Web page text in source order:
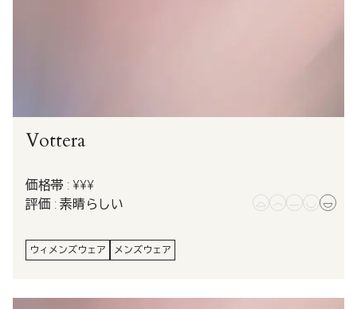
Vottera
価格帯 : ¥¥¥
評価 : 素晴らしい
ウィメンズウェア メンズウェア